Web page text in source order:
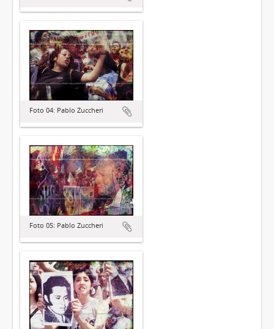
Foto 04: Pablo Zuccheri
Foto 05: Pablo Zuccheri